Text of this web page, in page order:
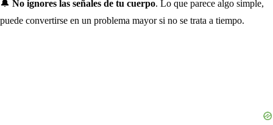
🔔 No ignores las señales de tu cuerpo. Lo que parece algo simple,
puede convertirse en un problema mayor si no se trata a tiempo.